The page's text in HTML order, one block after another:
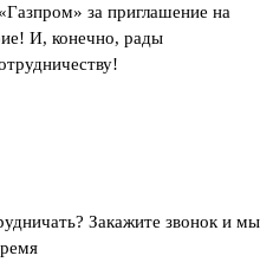
за приглашение на
И, конечно, рады
Закажите звонок и мы